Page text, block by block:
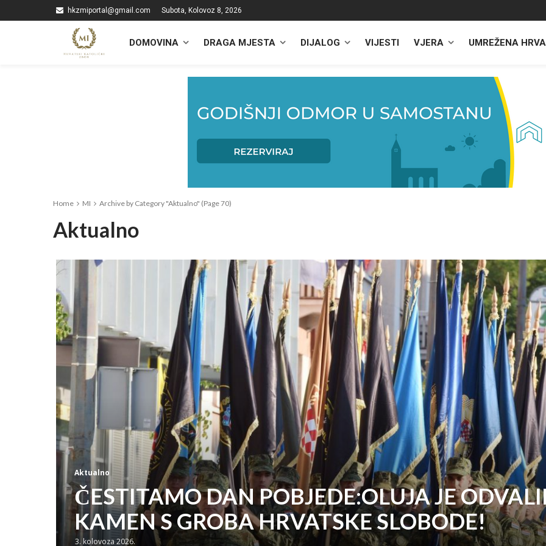
hkzmiportal@gmail.com Subota, Kolovoz 8, 2026
DOMOVINA DRAGA MJESTA DIJALOG VIJESTI VJERA UMREŽENA
Home MI Archive by Category "Aktualno" (Page 70)
Aktualno
Aktualno
ČESTITAMO DAN POBJEDE:OLUJA JE
KAMEN S GROBA HRVATSKE SLOBODE!
3. kolovoza 2026.